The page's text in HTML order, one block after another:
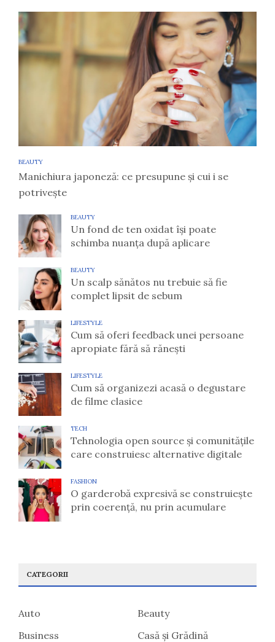
BEAUTY
Manichiura japoneză: ce presupune și cui i se
potrivește
BEAUTY
Un fond de ten oxidat își poate
schimba nuanța după aplicare
BEAUTY
Un scalp sănătos nu trebuie să fie
complet lipsit de sebum
LIFESTYLE
Cum să oferi feedback unei persoane
apropiate fără să rănești
LIFESTYLE
Cum să organizezi acasă o degustare
de filme clasice
TECH
Tehnologia open source și comunitățile
care construiesc alternative digitale
FASHION
O garderobă expresivă se construiește
prin coerență, nu prin acumulare
CATEGORII
Auto
Beauty
Business
Casă și Grădină